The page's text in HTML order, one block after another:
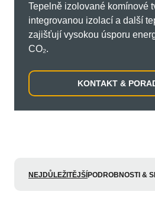
Tepelně izolované komínové
integrovanou izolací a další
zajišťují vysokou úsporu
CO₂.
KONTAKT &
NEJDŮLEŽITĚJŠÍ PODROBNOSTI &